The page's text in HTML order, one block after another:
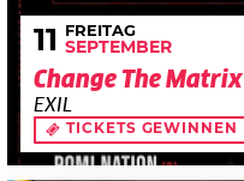
11 FREITAG
SEPTEMBER
Change The Matrix
EXIL
TICKETS GEWINNEN